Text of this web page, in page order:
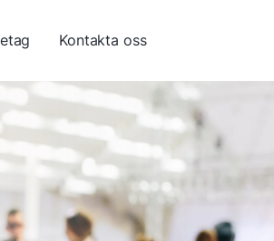
Kontakta oss